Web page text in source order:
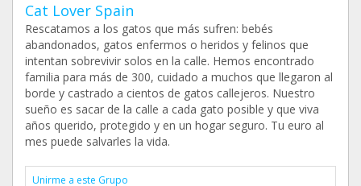
Cat Lover Spain
Rescatamos a los gatos que más sufren: bebés
abandonados, gatos enfermos o heridos y felinos que
intentan sobrevivir solos en la calle. Hemos encontrado
familia para más de 300, cuidado a muchos que llegaron al
borde y castrado a cientos de gatos callejeros. Nuestro
sueño es sacar de la calle a cada gato posible y que viva
años querido, protegido y en un hogar seguro. Tu euro al
mes puede salvarles la vida.
Unirme a este Grupo